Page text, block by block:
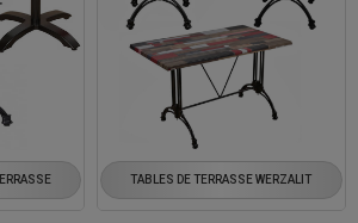
TABLES DE TERRASSE WERZALIT